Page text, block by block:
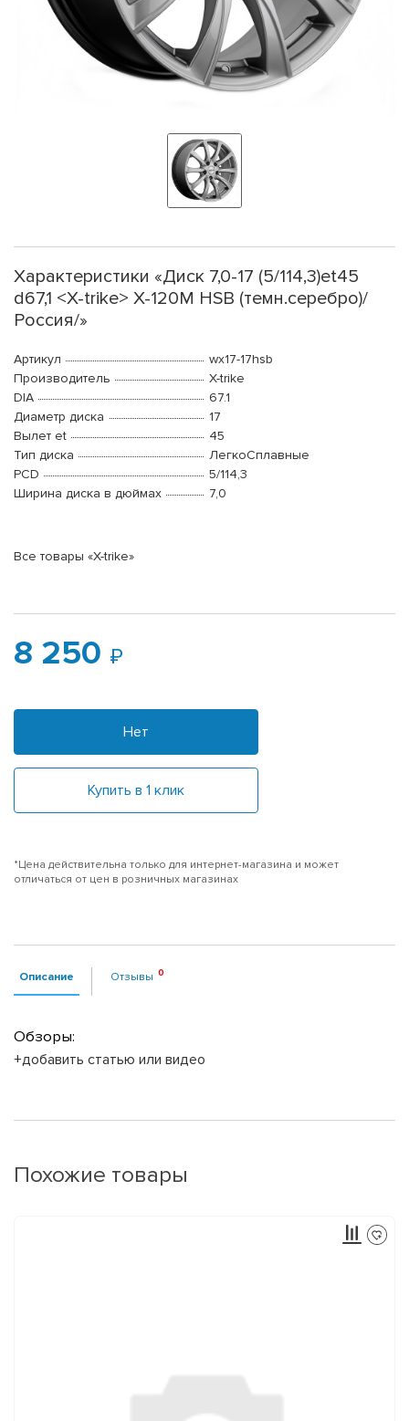
Характеристики «Диск 7,0-17 (5/114,3)et45
d67,1 <X-trike> X-120М HSB (темн.серебро)/
Россия/»
Артикул
wx17-17hsb
Производитель
X-trike
DIA
67.1
Диаметр диска
17
Вылет et
45
Тип диска
ЛегкоСплавные
PCD
5/114,3
Ширина диска в дюймах
7,0
Все товары «X-trike»
8 250
Нет
Купить в 1 клик
*Цена действительна только для интернет-магазина и может
отличаться от цен в розничных магазинах
Описание Отзывы
Обзоры:
+добавить статью или видео
Похожие товары